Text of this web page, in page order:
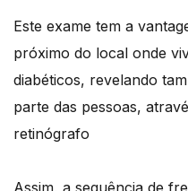
Este exame tem a
próximo do local onde
diabéticos, revelando
parte das pessoas,
retinógrafo